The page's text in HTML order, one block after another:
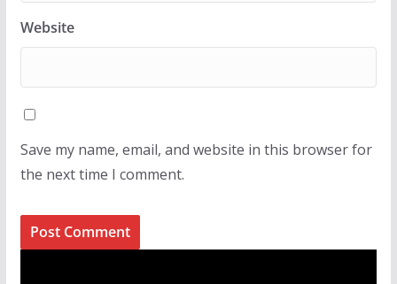
Website
Save my name, email, and website in this browser for
the next time I comment.